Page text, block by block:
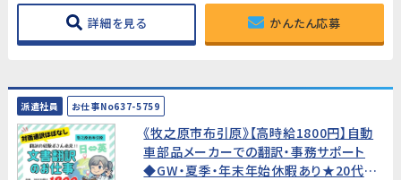
詳細を見る かんたん応募
派遣社員 お仕事No637-5759
《牧之原市布引原》【高時給1800円】自動
車部品メーカーでの翻訳・事務サポート
◆GW・夏季・年末年始休暇あり★20代～